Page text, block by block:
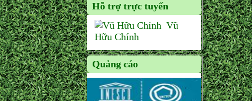
Hỗ trợ trực tuyến
Vũ
Hữu Chính
Quảng cáo